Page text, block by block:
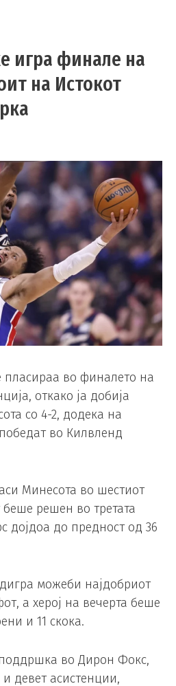
игра финале на
на Истокот
пласираа во финалето на
откако ја добија
со 4-2, додека на
во Килвленд
Минесота во шестиот
беше решен во третата
дојдоа до предност од 36
можеби најдобриот
а херој на вечерта беше
и 11 скока.
во Дирон Фокс,
и девет асистенции,